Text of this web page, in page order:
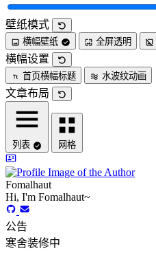
壁纸模式
横幅壁纸 全屏透明
横幅设置
首页横幅标题 水波纹动画
文章布局
列表 网格
Fomalhaut
Hi, I'm Fomalhaut~
公告
寒舍装修中